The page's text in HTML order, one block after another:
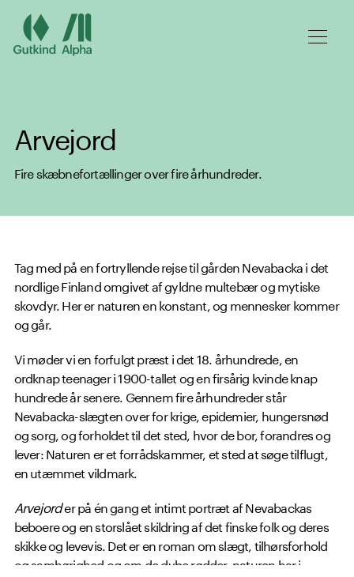
Spring til hovedindhold
Arvejord
Fire skæbnefortællinger over fire århundreder.
Tag med på en fortryllende rejse til gården Nevabacka i det
nordlige Finland omgivet af gyldne multebær og mytiske
skovdyr. Her er naturen en konstant, og mennesker kommer
og går.
Vi møder vi en forfulgt præst i det 18. århundrede, en
ordknap teenager i 1900-tallet og en firsårig kvinde knap
hundrede år senere. Gennem fire århundreder står
Nevabacka-slægten over for krige, epidemier, hungersnød
og sorg, og forholdet til det sted, hvor de bor, forandres og
lever: Naturen er et forrådskammer, et sted at søge tilflugt,
en utæmmet vildmark.
Arvejorder på én gang et intimt portræt af Nevabackas
beboere og en storslået skildring af det finske folk og deres
skikke og levevis. Det er en roman om slægt, tilhørsforhold
og samhørighed og om de dybe rødder, naturen har i